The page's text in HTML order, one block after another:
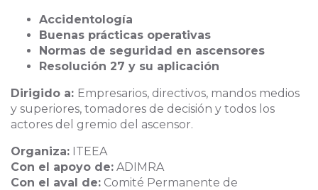
Accidentología
Buenas prácticas operativas
Normas de seguridad en ascensores
Resolución 27 y su aplicación
Dirigido a: Empresarios, directivos, mandos medios
y superiores, tomadores de decisión y todos los
actores del gremio del ascensor.
Organiza: ITEEA
Con el apoyo de: ADIMRA
Con el aval de: Comité Permanente de